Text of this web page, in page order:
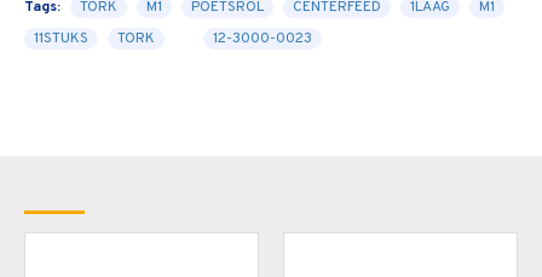
Tags: TORK M1 POETSROL CENTERFEED 1LAAG
M1
11STUKS
TORK 12-3000-0023